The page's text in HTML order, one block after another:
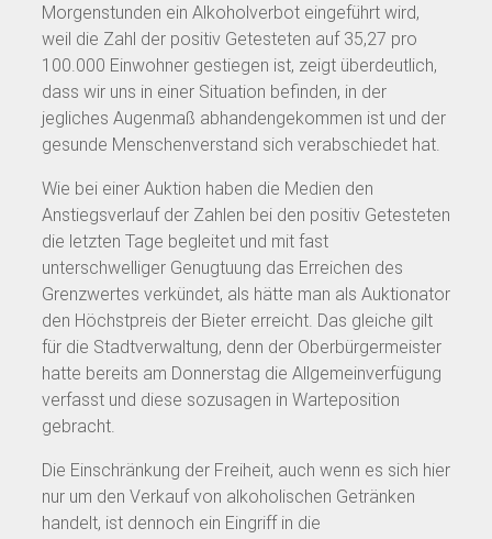
Morgenstunden ein Alkoholverbot eingeführt wird,
weil die Zahl der positiv Getesteten auf 35,27 pro
100.000 Einwohner gestiegen ist, zeigt überdeutlich,
dass wir uns in einer Situation befinden, in der
jegliches Augenmaß abhandengekommen ist und der
gesunde Menschenverstand sich verabschiedet hat.
Wie bei einer Auktion haben die Medien den
Anstiegsverlauf der Zahlen bei den positiv Getesteten
die letzten Tage begleitet und mit fast
unterschwelliger Genugtuung das Erreichen des
Grenzwertes verkündet, als hätte man als Auktionator
den Höchstpreis der Bieter erreicht. Das gleiche gilt
für die Stadtverwaltung, denn der Oberbürgermeister
hatte bereits am Donnerstag die Allgemeinverfügung
verfasst und diese sozusagen in Warteposition
gebracht.
Die Einschränkung der Freiheit, auch wenn es sich hier
nur um den Verkauf von alkoholischen Getränken
handelt, ist dennoch ein Eingriff in die